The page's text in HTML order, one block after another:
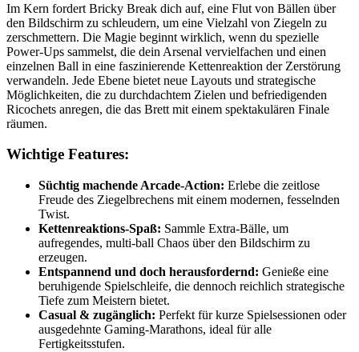
Im Kern fordert Bricky Break dich auf, eine Flut von Bällen über
den Bildschirm zu schleudern, um eine Vielzahl von Ziegeln zu
zerschmettern. Die Magie beginnt wirklich, wenn du spezielle
Power-Ups sammelst, die dein Arsenal vervielfachen und einen
einzelnen Ball in eine faszinierende Kettenreaktion der Zerstörung
verwandeln. Jede Ebene bietet neue Layouts und strategische
Möglichkeiten, die zu durchdachtem Zielen und befriedigenden
Ricochets anregen, die das Brett mit einem spektakulären Finale
räumen.
Wichtige Features:
Süchtig machende Arcade-Action: Erlebe die zeitlose
Freude des Ziegelbrechens mit einem modernen, fesselnden
Twist.
Kettenreaktions-Spaß: Sammle Extra-Bälle, um
aufregendes, multi-ball Chaos über den Bildschirm zu
erzeugen.
Entspannend und doch herausfordernd: Genieße eine
beruhigende Spielschleife, die dennoch reichlich strategische
Tiefe zum Meistern bietet.
Casual & zugänglich: Perfekt für kurze Spielsessionen oder
ausgedehnte Gaming-Marathons, ideal für alle
Fertigkeitsstufen.